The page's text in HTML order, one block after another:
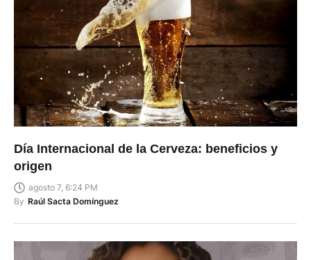
Día Internacional de la Cerveza: beneficios y
origen
agosto 7, 6:24 PM
By Raúl Sacta Domínguez